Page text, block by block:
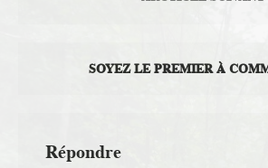
SOYEZ LE PREMIER À
Répondre